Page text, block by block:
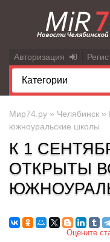
Авторизация
Мир74.ру » Челябинск »
южноуральские школы
К 1
ОТКРЫТЫ
Оцените